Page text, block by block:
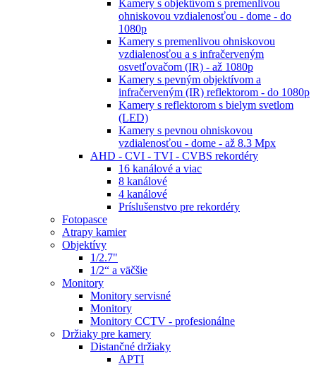
Kamery s objektívom s premenlivou
ohniskovou vzdialenosťou - dome - do
1080p
Kamery s premenlivou ohniskovou
vzdialenosťou a s infračerveným
osvetľovačom (IR) - až 1080p
Kamery s pevným objektívom a
infračerveným (IR) reflektorom - do 1080p
Kamery s reflektorom s bielym svetlom
(LED)
Kamery s pevnou ohniskovou
vzdialenosťou - dome - až 8.3 Mpx
AHD - CVI - TVI - CVBS rekordéry
16 kanálové a viac
8 kanálové
4 kanálové
Príslušenstvo pre rekordéry
Fotopasce
Atrapy kamier
Objektívy
1/2.7"
1/2“ a väčšie
Monitory
Monitory servisné
Monitory
Monitory CCTV - profesionálne
Držiaky pre kamery
Distančné držiaky
APTI